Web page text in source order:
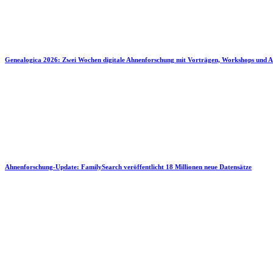
Genealogica 2026: Zwei Wochen digitale Ahnenforschung mit Vorträgen, Workshops und
Ahnenforschung-Update: FamilySearch veröffentlicht 18 Millionen neue Datensätze